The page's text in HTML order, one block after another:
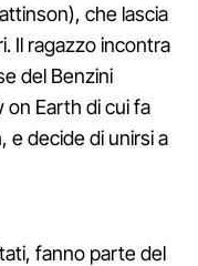
che lascia
Il ragazzo incontra
del Benzini
Earth di cui fa
e decide di unirsi a
fanno parte del